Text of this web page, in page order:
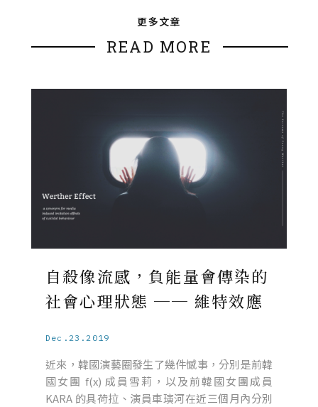
更多文章
READ MORE
自殺像流感，負能量會傳染的
社會心理狀態 ── 維特效應
Dec.23.2019
近來，韓國演藝圈發生了幾件憾事，分別是前韓
國女團 f(x) 成員雪莉，以及前韓國女團成員
KARA 的具荷拉、演員車璌河在近三個月內分別